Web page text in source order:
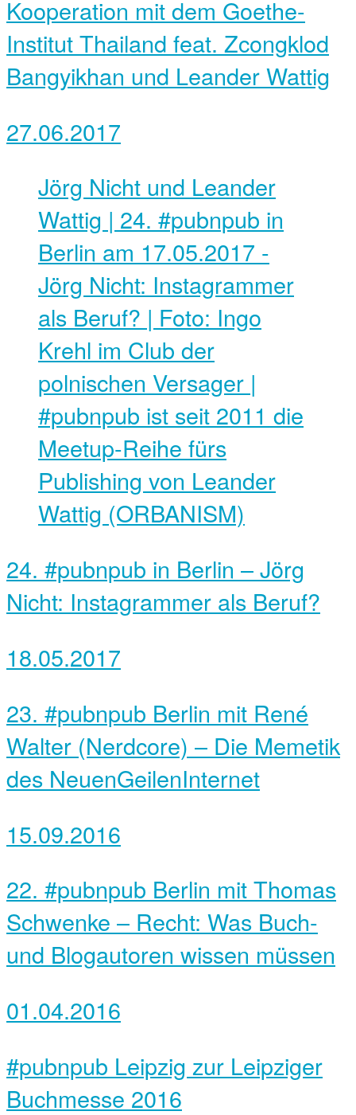
Kooperation mit dem Goethe-
Institut Thailand feat. Zcongklod
Bangyikhan und Leander Wattig
27.06.2017
Jörg Nicht und Leander
Wattig | 24. #pubnpub in
Berlin am 17.05.2017 -
Jörg Nicht: Instagrammer
als Beruf? | Foto: Ingo
Krehl im Club der
polnischen Versager |
#pubnpub ist seit 2011 die
Meetup-Reihe fürs
Publishing von Leander
Wattig (ORBANISM)
24. #pubnpub in Berlin – Jörg
Nicht: Instagrammer als Beruf?
18.05.2017
23. #pubnpub Berlin mit René
Walter (Nerdcore) – Die Memetik
des NeuenGeilenInternet
15.09.2016
22. #pubnpub Berlin mit Thomas
Schwenke – Recht: Was Buch-
und Blogautoren wissen müssen
01.04.2016
#pubnpub Leipzig zur Leipziger
Buchmesse 2016